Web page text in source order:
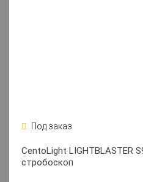
Под заказ
CentoLight LIGHTBLASTER
стробоскоп